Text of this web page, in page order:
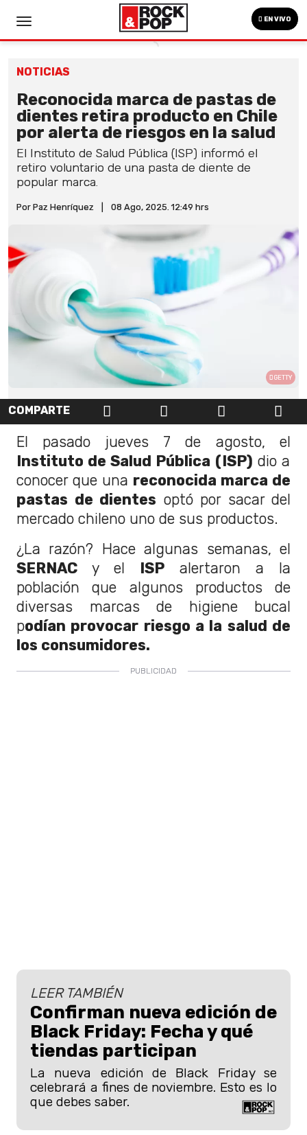
EN VIVO
NOTICIAS
Reconocida marca de pastas de
dientes retira producto en Chile
por alerta de riesgos en la salud
El Instituto de Salud Pública (ISP) informó el
retiro voluntario de una pasta de diente de
popular marca.
Por Paz Henríquez 08 Ago, 2025. 12:49 hrs
GETTY
COMPARTE
El pasado jueves 7 de agosto, el
Instituto de Salud Pública (ISP) dio a
conocer que una reconocida marca de
pastas de dientes optó por sacar del
mercado chileno uno de sus productos.
¿La razón? Hace algunas semanas, el
SERNAC y el ISP alertaron a la
población que algunos productos de
diversas marcas de higiene bucal
podían provocar riesgo a la salud de
los consumidores.
LEER TAMBIÉN
Confirman nueva edición de
Black Friday: Fecha y qué
tiendas participan
La nueva edición de Black Friday se
celebrará a fines de noviembre. Esto es lo
que debes saber.